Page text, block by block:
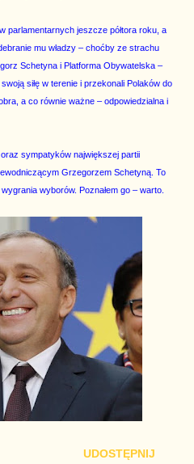
parlamentarnych jeszcze półtora roku, a
mu władzy – choćby ze strachu
Schetyna i Platforma Obywatelska –
siłę w terenie i przekonali Polaków do
a co równie ważne – odpowiedzialna i
sympatyków największej partii
Grzegorzem Schetyną. To
wyborów. Poznałem go – warto.
UDOSTĘPNIJ